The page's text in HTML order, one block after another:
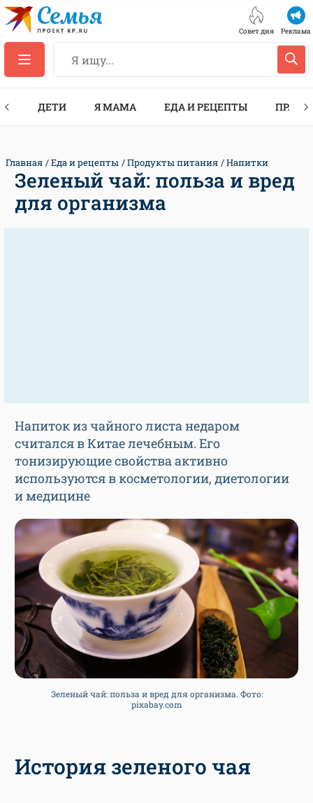
Совет дня Реклама
ДЕТИ Я МАМА ЕДА И РЕЦЕПТЫ
Главная Еда и рецепты Продукты питания Напитки
Зеленый чай: польза и вред
для организма
Напиток из чайного листа недаром
считался в Китае лечебным. Его
тонизирующие свойства активно
используются в косметологии, диетологии
и медицине
Зеленый чай: польза и вред для организма. Фото:
pixabay.com
История зеленого чая